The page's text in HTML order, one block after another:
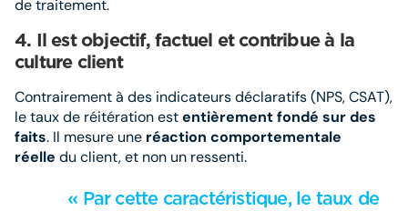
de traitement.
4. Il est objectif, factuel et contribue à la
culture client
Contrairement à des indicateurs déclaratifs (NPS, CSAT),
le taux de réitération estentièrement fondé sur des
faits. Il mesure une réaction comportementale
réelle du client, et non un ressenti.
« Par cette caractéristique, le taux de